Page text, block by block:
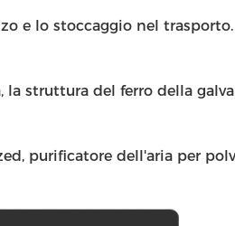
e lo stoccaggio nel
struttura del ferro della
purificatore dell'aria per